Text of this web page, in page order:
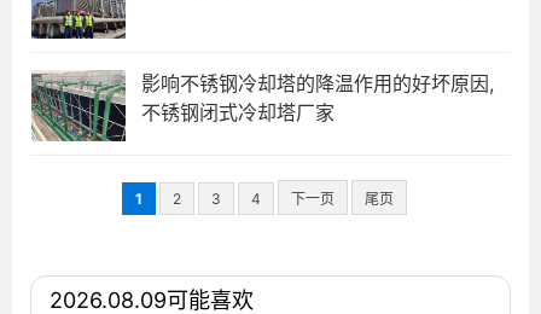
影响不锈钢冷却塔的降温作用的好坏原因,
不锈钢闭式冷却塔厂家
1 2 3 4 下一页 尾页
2026.08.09可能喜欢